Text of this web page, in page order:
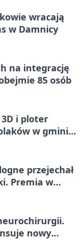
wracają
w Damnicy
na integrację
85 osób
i ploter
w gminie
przejechał
Premia w
nowy